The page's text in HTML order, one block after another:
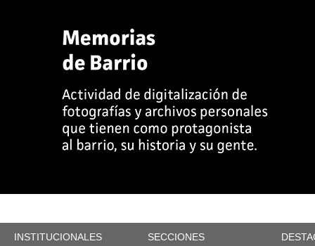
INSTITUCIONALES SECCIONES